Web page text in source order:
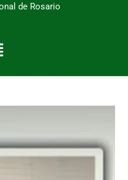
de Rosario